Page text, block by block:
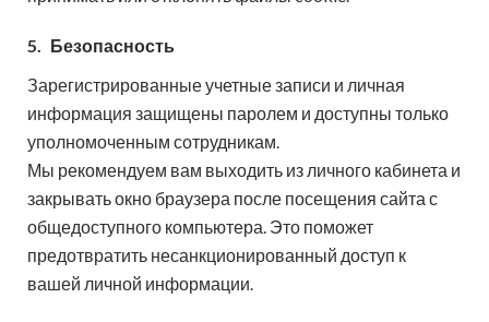
5. Безопасность
Зарегистрированные учетные записи и личная
информация защищены паролем и доступны только
уполномоченным сотрудникам.
Мы рекомендуем вам выходить из личного кабинета и
закрывать окно браузера после посещения сайта с
общедоступного компьютера. Это поможет
предотвратить несанкционированный доступ к
вашей личной информации.